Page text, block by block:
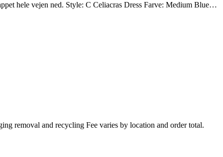
hele vejen ned. Style: C Celiacras Dress Farve: Medium Blue…
removal and recycling Fee varies by location and order total.